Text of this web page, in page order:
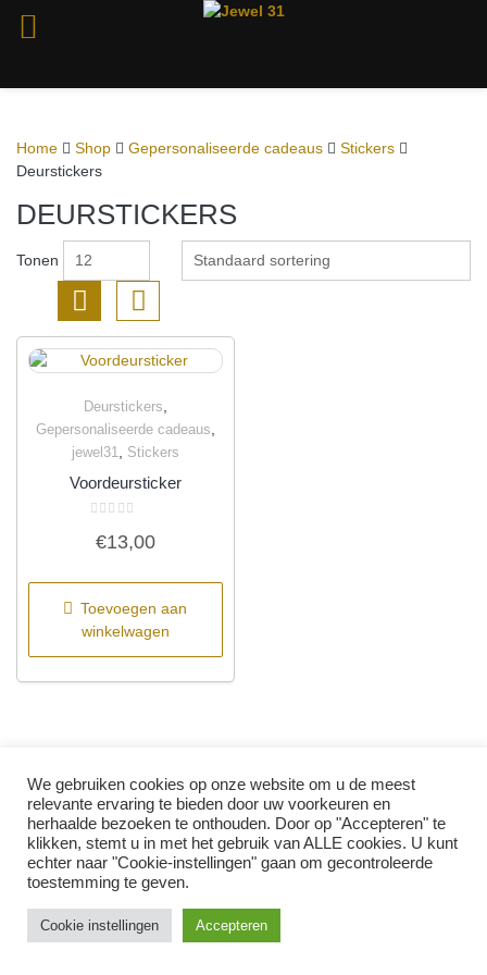
inhoud
Home Shop Gepersonaliseerde cadeaus
Stickers
Deurstickers
DEURSTICKERS
Tonen
Quick View
Deurstickers
Gepersonaliseerde cadeaus
jewel31 Stickers
Voordeursticker
0€13,00
Toevoegen aan
winkelwagen
Copyright © 2026 Jewel 31 Alle rechten voorbehouden.
Thema:NewStoredoor ThemeFarmer
We gebruiken cookies op onze website om u de meest
relevante ervaring te bieden door uw voorkeuren en
herhaalde bezoeken te onthouden. Door op "Accepteren" te
klikken, stemt u in met het gebruik van ALLE cookies. U kunt
echter naar "Cookie-instellingen" gaan om gecontroleerde
toestemming te geven.
Cookie instellingen Accepteren
0